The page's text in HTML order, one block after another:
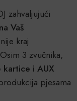
zahvaljujući
Vaš
kraj
3 zvučnika,
kartice i AUX
pjesama